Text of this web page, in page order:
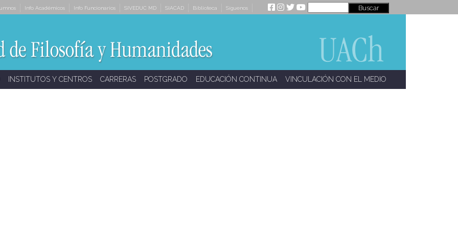
Info Académicos Info Funcionarios SIVEDUC MD SIACAD Biblioteca Síguenos
INSTITUTOS Y CENTROS CARRERAS POSTGRADO EDUCACIÓN CONTINUA VINCULACIÓN CON EL MEDIO